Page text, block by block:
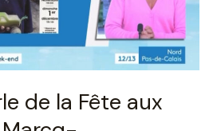
de la Fête aux